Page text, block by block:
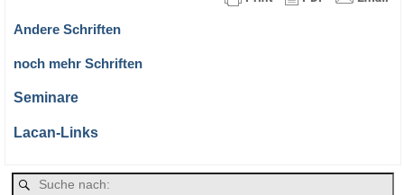
Ande­re Schriften
noch mehr Schriften
Semi­na­re
Lacan-Links